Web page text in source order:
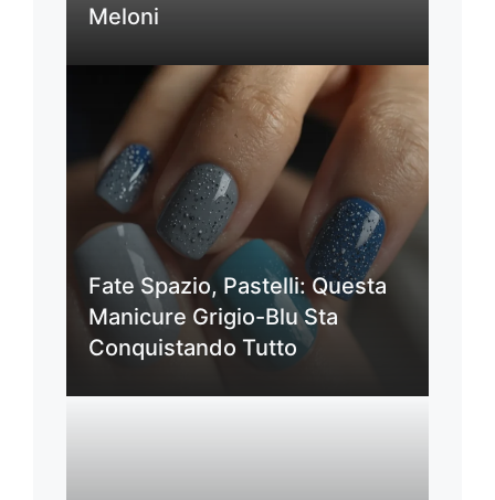
Meloni
Fate Spazio, Pastelli: Questa
Manicure Grigio-Blu Sta
Conquistando Tutto